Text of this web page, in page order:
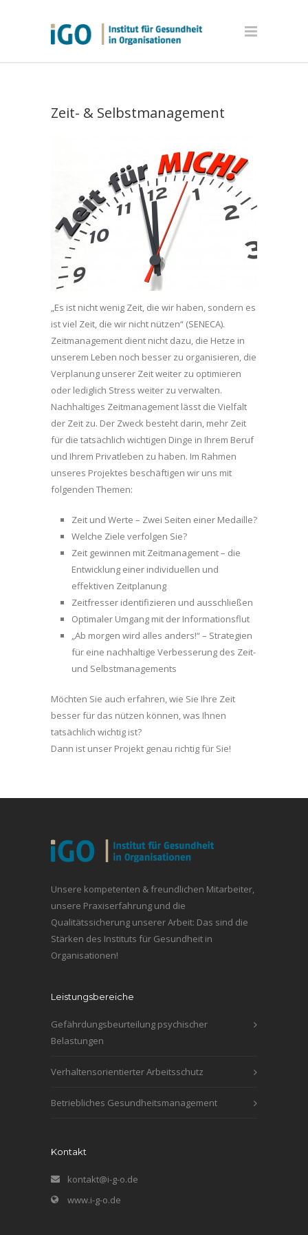
Zeit- & Selbstmanagement
„Es ist nicht wenig Zeit, die wir haben, sondern es
ist viel Zeit, die wir nicht nützen“ (SENECA).
Zeitmanagement dient nicht dazu, die Hetze in
unserem Leben noch besser zu organisieren, die
Verplanung unserer Zeit weiter zu optimieren
oder lediglich Stress weiter zu verwalten.
Nachhaltiges Zeitmanagement lässt die Vielfalt
der Zeit zu. Der Zweck besteht darin, mehr Zeit
für die tatsächlich wichtigen Dinge in Ihrem Beruf
und Ihrem Privatleben zu haben. Im Rahmen
unseres Projektes beschäftigen wir uns mit
folgenden Themen:
Zeit und Werte – Zwei Seiten einer Medaille?
Welche Ziele verfolgen Sie?
Zeit gewinnen mit Zeitmanagement – die
Entwicklung einer individuellen und
effektiven Zeitplanung
Zeitfresser identifizieren und ausschließen
Optimaler Umgang mit der Informationsflut
„Ab morgen wird alles anders!“ – Strategien
für eine nachhaltige Verbesserung des Zeit-
und Selbstmanagements
Möchten Sie auch erfahren, wie Sie Ihre Zeit
besser für das nützen können, was Ihnen
tatsächlich wichtig ist?
Dann ist unser Projekt genau richtig für Sie!
Unsere kompetenten & freundlichen Mitarbeiter,
unsere Praxiserfahrung und die
Qualitätssicherung unserer Arbeit: Das sind die
Stärken des Instituts für Gesundheit in
Organisationen!
Leistungsbereiche
Gefährdungsbeurteilung psychischer
Belastungen
Verhaltensorientierter Arbeitsschutz
Betriebliches Gesundheitsmanagement
Kontakt
kontakt@i-g-o.de
www.i-g-o.de